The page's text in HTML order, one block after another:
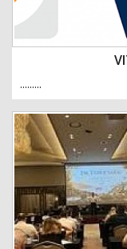
.........